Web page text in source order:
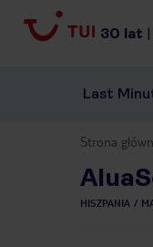
30 lat |
Last
Strona
HISZPANIA